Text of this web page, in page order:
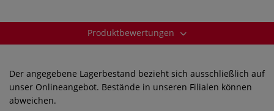
Produktbewertungen
Der angegebene Lagerbestand bezieht sich ausschließlich auf
unser Onlineangebot. Bestände in unseren Filialen können
abweichen.